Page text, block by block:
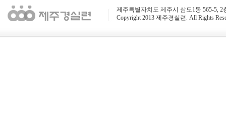
제주특별자치도 제주시 삼도1동 565-5, 2
Copyright 2013 제주경실련. All Rights